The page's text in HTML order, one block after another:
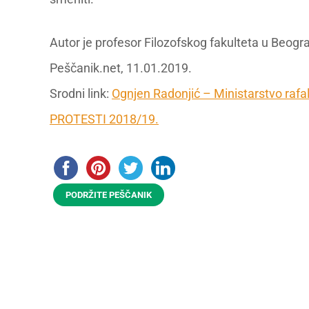
Autor je profesor Filozofskog fakulteta u
Peščanik.net, 11.01.2019.
Srodni link: Ognjen Radonjić – Ministarstvo
PROTESTI 2018/19.
PODRŽITE PEŠČANIK